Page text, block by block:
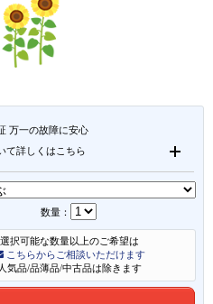
万一の故障に安心
て詳しくはこちら
数量：
選択可能な数量以上のご希望は
こちらからご相談いただけます
人気品/品薄品/中古品は除きます